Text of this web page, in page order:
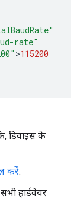
rate"
>115200
डिवाइस के
करें.
हार्डवेयर